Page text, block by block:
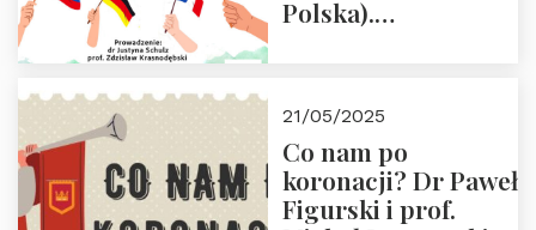
Polska).
Zapraszamy do
zapisów.
21/05/2025
Co nam po
koronacji? Dr Paweł
Figurski i prof.